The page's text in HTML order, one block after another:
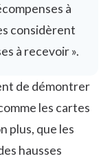
à
considèrent
à recevoir ».
de démontrer
les cartes
plus, que les
hausses